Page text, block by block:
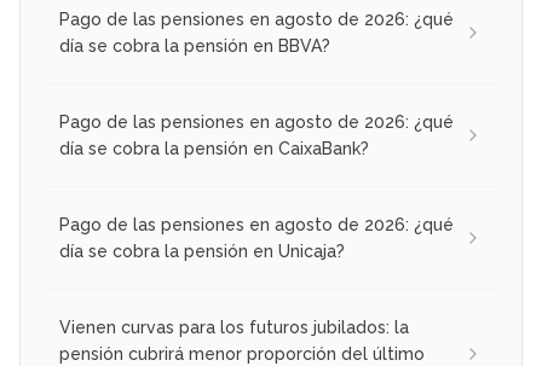
Pago de las pensiones en agosto de 2026: ¿qué
día se cobra la pensión en BBVA?
Pago de las pensiones en agosto de 2026: ¿qué
día se cobra la pensión en CaixaBank?
Pago de las pensiones en agosto de 2026: ¿qué
día se cobra la pensión en Unicaja?
Vienen curvas para los futuros jubilados: la
pensión cubrirá menor proporción del último